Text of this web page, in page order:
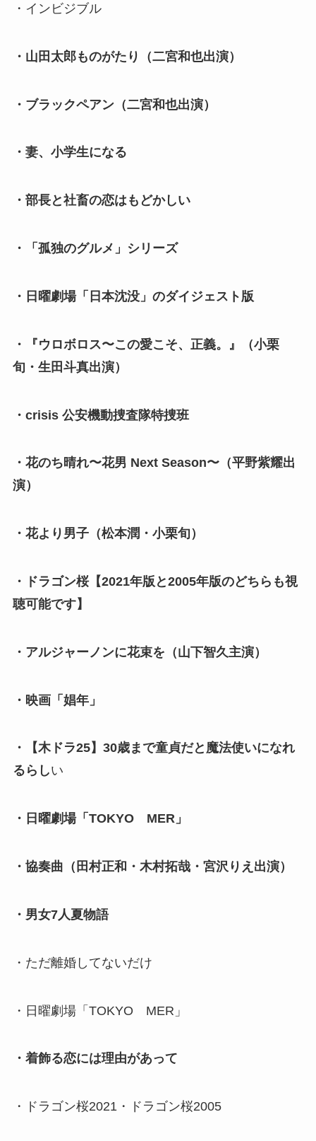
・インビジブル
・山田太郎ものがたり（二宮和也出演）
・ブラックペアン（二宮和也出演）
・妻、小学生になる
・部長と社畜の恋はもどかしい
・「孤独のグルメ」シリーズ
・日曜劇場「日本沈没」のダイジェスト版
・『ウロボロス〜この愛こそ、正義。』（小栗
旬・生田斗真出演）
・crisis 公安機動捜査隊特捜班
・花のち晴れ〜花男 Next Season〜（平野紫耀出
演）
・花より男子（松本潤・小栗旬）
・ドラゴン桜【2021年版と2005年版のどちらも視
聴可能です】
・アルジャーノンに花束を（山下智久主演）
・映画「娼年」
・【木ドラ25】30歳まで童貞だと魔法使いになれ
るらしい
・日曜劇場「TOKYO MER」
・協奏曲（田村正和・木村拓哉・宮沢りえ出演）
・男女7人夏物語
・ただ離婚してないだけ
・日曜劇場「TOKYO MER」
・着飾る恋には理由があって
・ドラゴン桜2021・ドラゴン桜2005